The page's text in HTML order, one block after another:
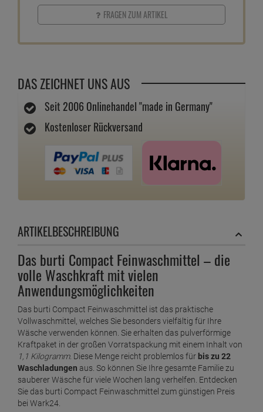
FRAGEN ZUM ARTIKEL
DAS ZEICHNET UNS AUS
Seit 2006 Onlinehandel "made in Germany"
Kostenloser Rückversand
ARTIKELBESCHREIBUNG
Das burti Compact Feinwaschmittel – die
volle Waschkraft mit vielen
Anwendungsmöglichkeiten
Das burti Compact Feinwaschmittel ist das praktische
Vollwaschmittel, welches Sie besonders vielfältig für Ihre
Wäsche verwenden können. Sie erhalten das pulverförmige
Kraftpaket in der großen Vorratspackung mit einem Inhalt von
1,1 Kilogramm. Diese Menge reicht problemlos für bis zu 22
Waschladungen aus. So können Sie Ihre gesamte Familie zu
sauberer Wäsche für viele Wochen lang verhelfen. Entdecken
Sie das burti Compact Feinwaschmittel zum günstigen Preis
bei Wark24.